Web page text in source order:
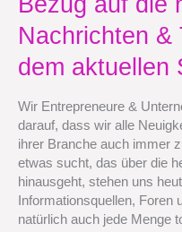
Nachrichten &
dem aktuellen
Wir Entrepreneure &
darauf, dass wir alle
ihrer Branche auch immer
etwas sucht, das über die
hinausgeht, stehen uns
Informationsquellen, Foren
natürlich auch jede Menge
/
Unternehmer
Bezug
die
neusten
Nachrichten
&
Trends
immer
auf